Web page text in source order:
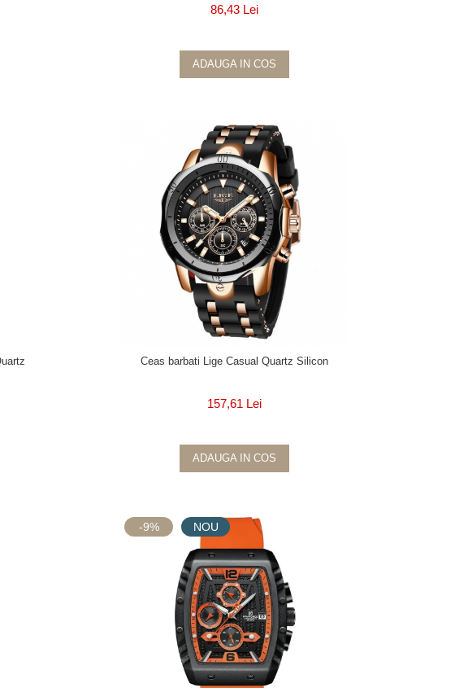
86,43 Lei
ADAUGA IN COS
Ceas barbati Lige Casual Quartz Silicon
157,61 Lei
ADAUGA IN COS
-9% NOU